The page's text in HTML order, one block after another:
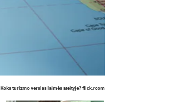
Koks turizmo verslas laimės ateityje? flick.rcom